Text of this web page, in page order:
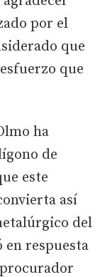
por el
que
que
ha
de
este
así
del
en respuesta